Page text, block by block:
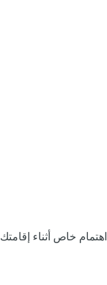
اهتمام خاص أثناء إقامتك